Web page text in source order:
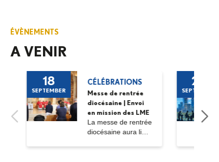
ÉVÈNEMENTS
A VENIR
18
SEPTEMBER
CÉLÉBRATIONS
Messe de rentrée
diocésaine | Envoi
en mission des LME
La messe de rentrée
diocésaine aura lieu
20
SEPTEMBER